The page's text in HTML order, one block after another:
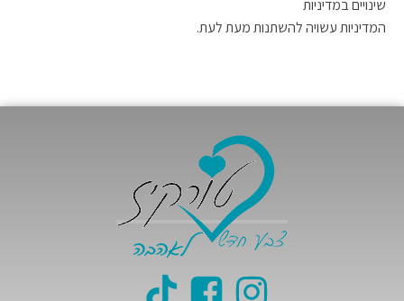
שינויים במדיניות
המדיניות עשויה להשתנות מעת לעת.